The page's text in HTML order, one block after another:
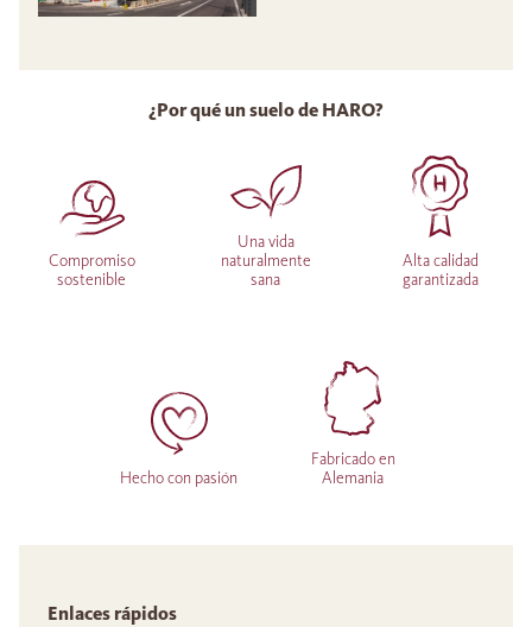
¿Por qué un suelo de HARO?
Compromiso
sostenible
Una vida
naturalmente
sana
Alta calidad
garantizada
Hecho con pasión
Fabricado en
Alemania
Enlaces rápidos